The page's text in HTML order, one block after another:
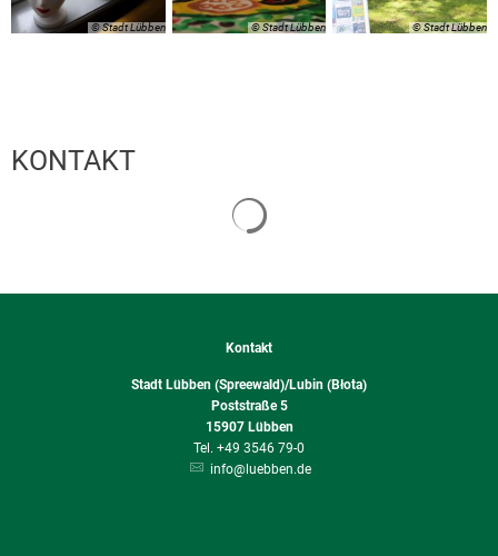
© Stadt Lübben © Stadt Lübben © Stadt Lübben
KONTAKT
Kontakt
Stadt Lübben (Spreewald)/Lubin (Błota)
Poststraße 5
15907 Lübben
+49 3546 79-0
info@luebben.de